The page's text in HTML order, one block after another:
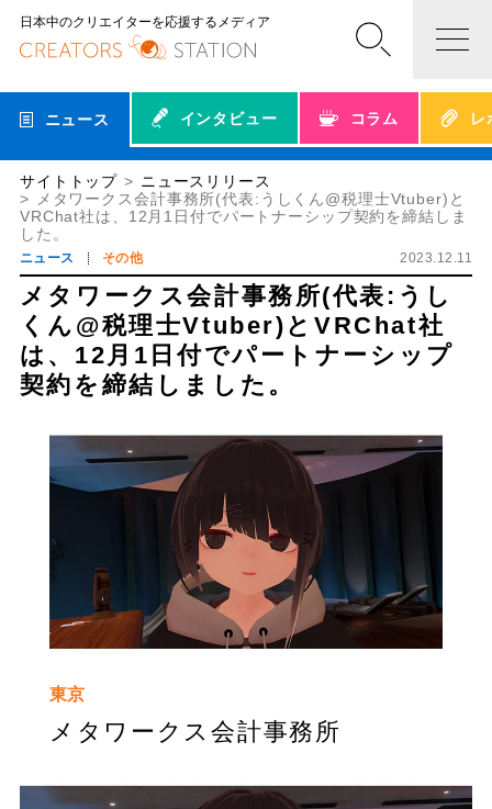
日本中のクリエイターを応援するメディア
ニュース インタビュー コラム レ
サイトトップ
ニュースリリース
メタワークス会計事務所(代表:うしくん@税理士Vtuber)と
VRChat社は、12月1日付でパートナーシップ契約を締結しま
した。
ニュース その他 2023.12.11
メタワークス会計事務所(代表:うし
くん@税理士Vtuber)とVRChat社
は、12月1日付でパートナーシップ
契約を締結しました。
東京
メタワークス会計事務所